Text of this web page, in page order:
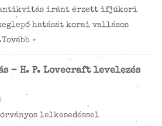
iránt érzett ifjúkori
hatását korai vallásos
Tovább »
– H. P. Lovecraft levelezés
lelkesedéssel